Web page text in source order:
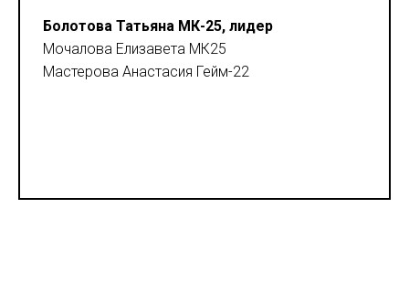
Болотова Татьяна МК-25, лидер
Мочалова Елизавета МК25
Мастерова Анастасия Гейм-22